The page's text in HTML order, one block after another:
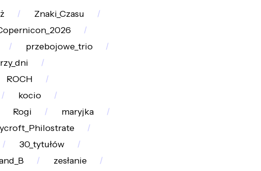
Znaki_Czasu
przebojowe_trio
ROCH
kocio
Rogi
maryjka
30_tytułów
zesłanie